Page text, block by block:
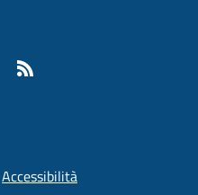
YouTube
Accessibilità